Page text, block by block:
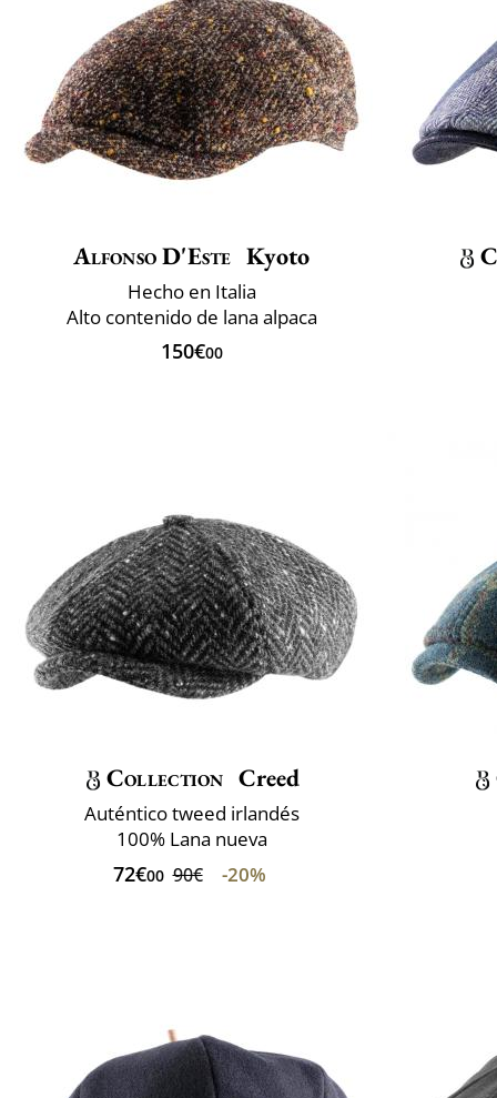
Alfonso D'Este Kyoto
Hecho en Italia
Alto contenido de lana alpaca
150€00
Collection Creed
Auténtico tweed irlandés
100% Lana nueva
72€00 90€ -20%